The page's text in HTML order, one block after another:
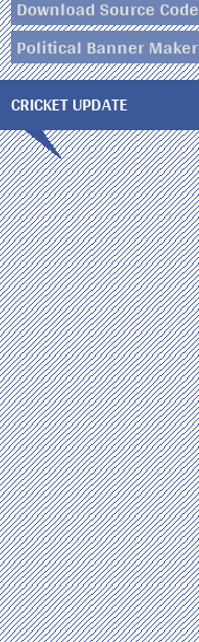
Download Source Code
Political Banner Maker
CRICKET UPDATE